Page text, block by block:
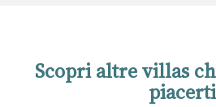
Scopri altre villas
piacerti